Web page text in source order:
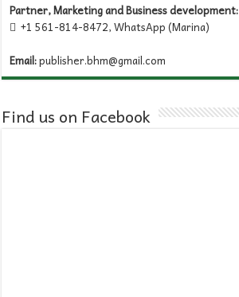
Partner, Marketing and Business development:
 +1 561-814-8472, WhatsApp (Marina)
Email:publisher.bhm@gmail.com
Find us on Facebook